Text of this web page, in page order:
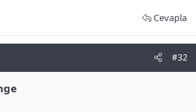
Cevapla
#32